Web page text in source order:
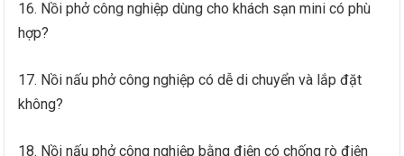
16. Nồi phở công nghiệp dùng cho khách sạn mini có phù
hợp?
17. Nồi nấu phở công nghiệp có dễ di chuyển và lắp đặt
không?
18. Nồi nấu phở công nghiệp bằng điện có chống rò điện